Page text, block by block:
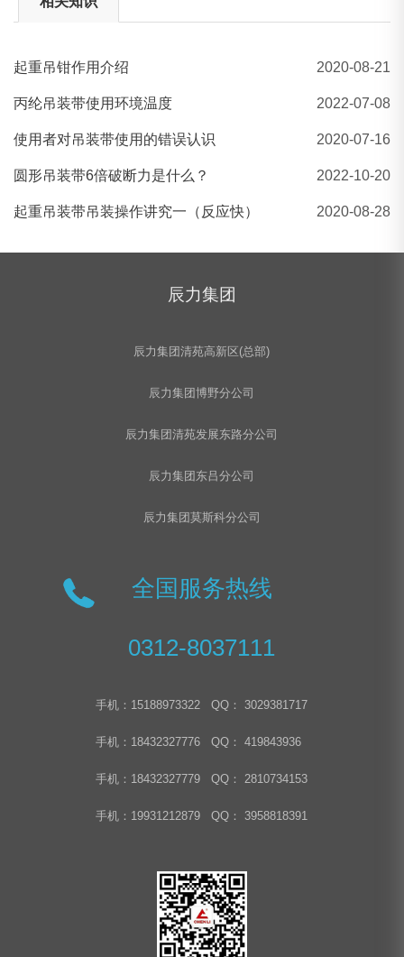
辰力牌舞台专用黑色柔性吊装带
起重吊钳作用介绍 2020-08-21
丙纶吊装带使用环境温度 2022-07-08
使用者对吊装带使用的错误认识 2020-07-16
​圆形吊装带6倍破断力是什么？ 2022-10-20
起重吊装带吊装操作讲究一（反应快） 2020-08-28
辰力集团
辰力集团清苑高新区(总部)
辰力集团博野分公司
辰力集团清苑发展东路分公司
辰力集团东吕分公司
辰力集团莫斯科分公司
全国服务热线
0312-8037111
手机：15188973322 QQ： 3029381717
手机：18432327776 QQ： 419843936
手机：18432327779 QQ： 2810734153
手机：19931212879 QQ： 3958818391